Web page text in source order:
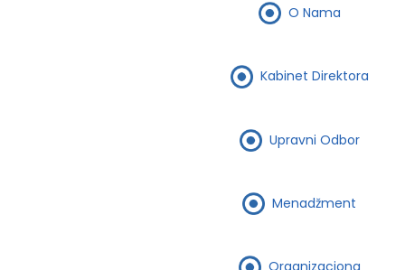
O Nama
Kabinet Direktora
Upravni Odbor
Menadžment
Organizaciona